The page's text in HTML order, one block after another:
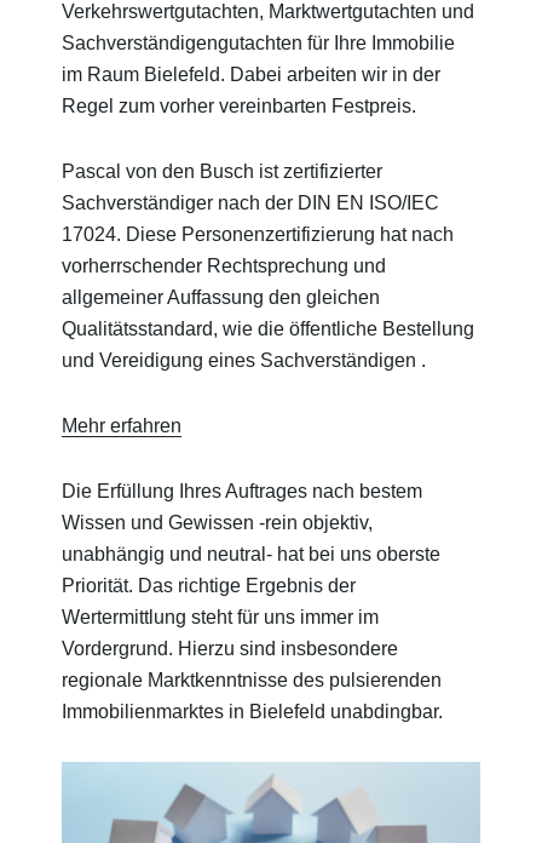
Verkehrswertgutachten, Marktwertgutachten und
Sachverständigengutachten für Ihre Immobilie
im Raum Bielefeld. Dabei arbeiten wir in der
Regel zum vorher vereinbarten Festpreis.
Pascal von den Busch ist zertifizierter
Sachverständiger nach der DIN EN ISO/IEC
17024. Diese Personenzertifizierung hat nach
vorherrschender Rechtsprechung und
allgemeiner Auffassung den gleichen
Qualitätsstandard, wie die öffentliche Bestellung
und Vereidigung eines Sachverständigen .
Mehr erfahren
Die Erfüllung Ihres Auftrages nach bestem
Wissen und Gewissen -rein objektiv,
unabhängig und neutral- hat bei uns oberste
Priorität. Das richtige Ergebnis der
Wertermittlung steht für uns immer im
Vordergrund. Hierzu sind insbesondere
regionale Marktkenntnisse des pulsierenden
Immobilienmarktes in Bielefeld unabdingbar.